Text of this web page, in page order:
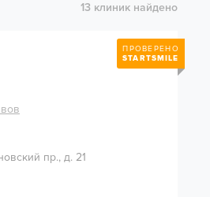
13 клиник найдено
ПРОВЕРЕНО
STARTSMILE
пр., д. 21